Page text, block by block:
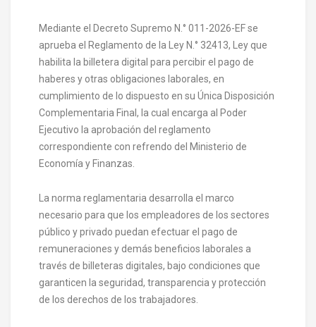
Mediante el Decreto Supremo N.° 011-2026-EF se
aprueba el Reglamento de la Ley N.° 32413, Ley que
habilita la billetera digital para percibir el pago de
haberes y otras obligaciones laborales, en
cumplimiento de lo dispuesto en su Única Disposición
Complementaria Final, la cual encarga al Poder
Ejecutivo la aprobación del reglamento
correspondiente con refrendo del Ministerio de
Economía y Finanzas.
La norma reglamentaria desarrolla el marco
necesario para que los empleadores de los sectores
público y privado puedan efectuar el pago de
remuneraciones y demás beneficios laborales a
través de billeteras digitales, bajo condiciones que
garanticen la seguridad, transparencia y protección
de los derechos de los trabajadores.